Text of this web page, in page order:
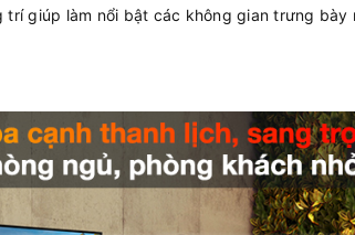
giúp làm nổi bật các không gian trưng bày